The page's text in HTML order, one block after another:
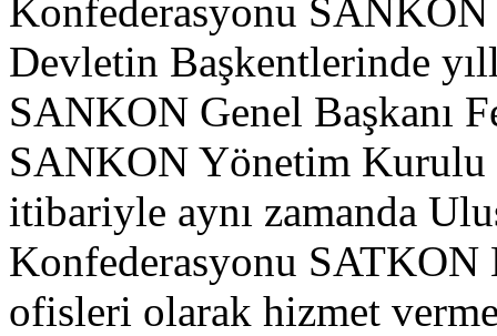
Konfederasyonu
Devletin Başkentlerinde
SANKON Genel Başkanı
SANKON Yönetim Kurulu
itibariyle aynı zamanda
Konfederasyonu
ofisleri olarak hizmet